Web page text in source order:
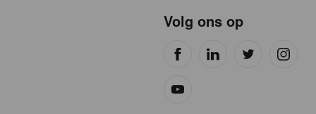
Volg ons op